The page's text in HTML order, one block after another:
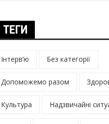
ТЕГИ
Інтерв’ю Без категорії
Допоможемо разом
Культура Надзвичайні